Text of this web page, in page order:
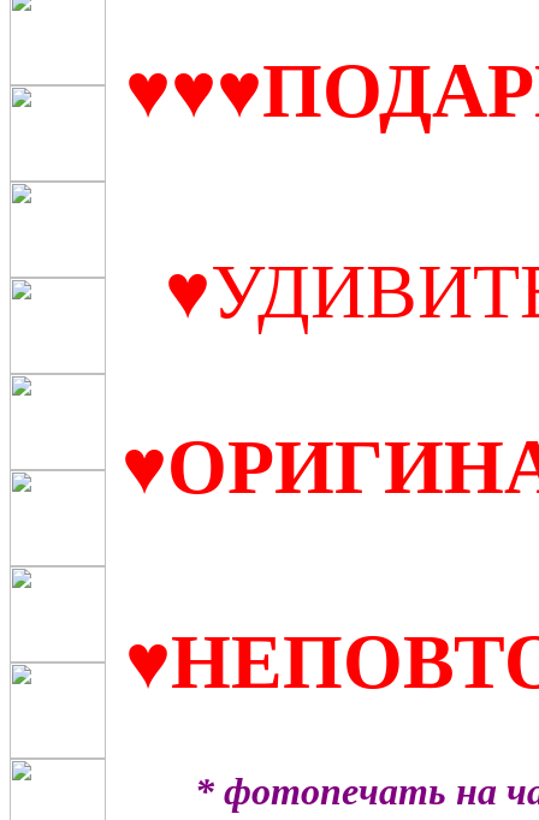
♥У
♥
♥
* фотопечать на